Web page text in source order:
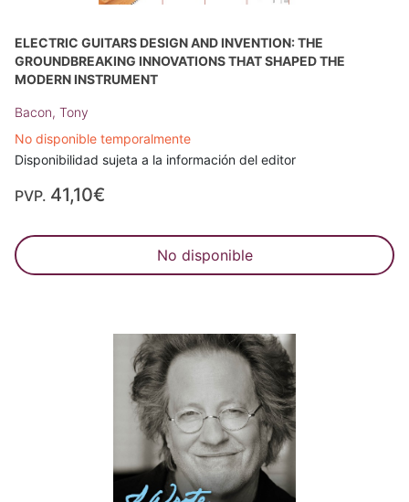
ELECTRIC GUITARS DESIGN AND INVENTION: THE
GROUNDBREAKING INNOVATIONS THAT SHAPED THE
MODERN INSTRUMENT
Bacon, Tony
No disponible temporalmente
Disponibilidad sujeta a la información del editor
PVP. 41,10€
No disponible